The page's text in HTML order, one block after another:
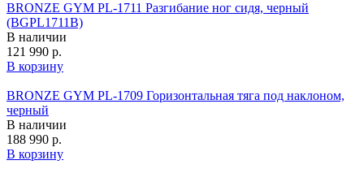
BRONZE GYM PL-1711 Разгибание ног сидя, черный
(BGPL1711B)
В наличии
121 990 р.
В корзину
BRONZE GYM PL-1709 Горизонтальная тяга под наклоном,
черный
В наличии
188 990 р.
В корзину